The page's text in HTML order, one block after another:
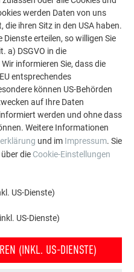
wie vielseitig
kann. Entdecken Sie
mit den langlebigen
Dach, Solar und
werden Daten von uns
ihren Sitz in den USA haben.
erteilen, so willigen Sie
a) DSGVO in die
informieren Sie, dass die
entsprechendes
können US-Behörden
auf Ihre Daten
werden und ohne dass
Weitere Informationen
und im Impressum. Sie
die Cookie-Einstellungen
US-Dienste)
US-Dienste)
(INKL. US-DIENSTE)